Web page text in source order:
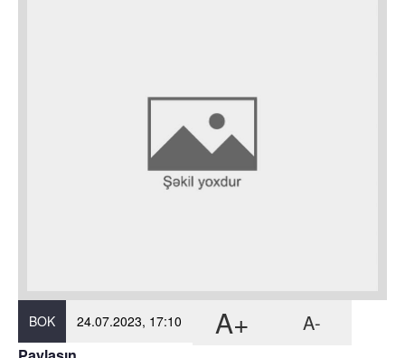
BOK 24.07.2023, 17:10 A+ A-